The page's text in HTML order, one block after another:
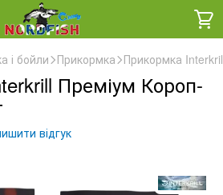
і бойли Прикормка Прикормка
Преміум Короп-
відгук